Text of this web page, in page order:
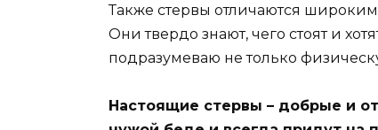
Также стервы отличаются
Они твердо знают, чего стоят и
подразумеваю не только
Настоящие стервы – добрые и